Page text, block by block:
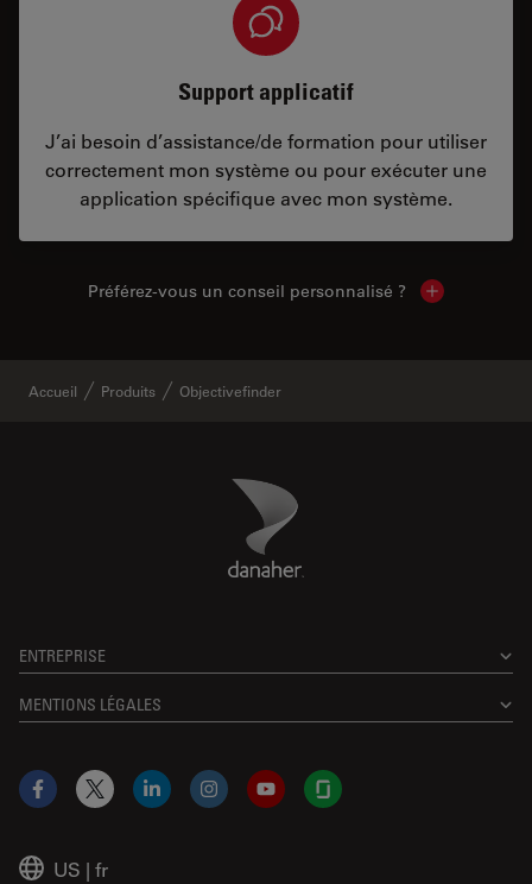
Support applicatif
J’ai besoin d’assistance/de formation pour utiliser
correctement mon système ou pour exécuter une
application spécifique avec mon système.
Préférez-vous un conseil personnalisé ? Show local
Accueil Produits Objectivefinder
Danaher Logo
ENTREPRISE
MENTIONS LÉGALES
US | fr
Facebook
X LinkedInInstagramYouTubeGlassdoor